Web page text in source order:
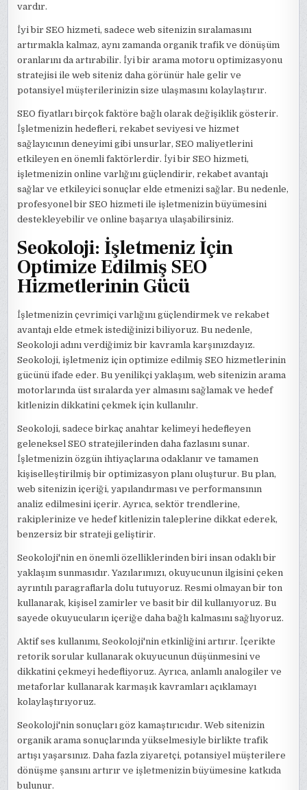
vardır.
İyi bir SEO hizmeti, sadece web sitenizin sıralamasını
artırmakla kalmaz, aynı zamanda organik trafik ve dönüşüm
oranlarını da artırabilir. İyi bir arama motoru optimizasyonu
stratejisi ile web siteniz daha görünür hale gelir ve
potansiyel müşterilerinizin size ulaşmasını kolaylaştırır.
SEO fiyatları birçok faktöre bağlı olarak değişiklik gösterir.
İşletmenizin hedefleri, rekabet seviyesi ve hizmet
sağlayıcının deneyimi gibi unsurlar, SEO maliyetlerini
etkileyen en önemli faktörlerdir. İyi bir SEO hizmeti,
işletmenizin online varlığını güçlendirir, rekabet avantajı
sağlar ve etkileyici sonuçlar elde etmenizi sağlar. Bu nedenle,
profesyonel bir SEO hizmeti ile işletmenizin büyümesini
destekleyebilir ve online başarıya ulaşabilirsiniz.
Seokoloji: İşletmeniz İçin
Optimize Edilmiş SEO
Hizmetlerinin Gücü
İşletmenizin çevrimiçi varlığını güçlendirmek ve rekabet
avantajı elde etmek istediğinizi biliyoruz. Bu nedenle,
Seokoloji adını verdiğimiz bir kavramla karşınızdayız.
Seokoloji, işletmeniz için optimize edilmiş SEO hizmetlerinin
gücünü ifade eder. Bu yenilikçi yaklaşım, web sitenizin arama
motorlarında üst sıralarda yer almasını sağlamak ve hedef
kitlenizin dikkatini çekmek için kullanılır.
Seokoloji, sadece birkaç anahtar kelimeyi hedefleyen
geleneksel SEO stratejilerinden daha fazlasını sunar.
İşletmenizin özgün ihtiyaçlarına odaklanır ve tamamen
kişiselleştirilmiş bir optimizasyon planı oluşturur. Bu plan,
web sitenizin içeriği, yapılandırması ve performansının
analiz edilmesini içerir. Ayrıca, sektör trendlerine,
rakiplerinize ve hedef kitlenizin taleplerine dikkat ederek,
benzersiz bir strateji geliştirir.
Seokoloji'nin en önemli özelliklerinden biri insan odaklı bir
yaklaşım sunmasıdır. Yazılarımızı, okuyucunun ilgisini çeken
ayrıntılı paragraflarla dolu tutuyoruz. Resmi olmayan bir ton
kullanarak, kişisel zamirler ve basit bir dil kullanıyoruz. Bu
sayede okuyucuların içeriğe daha bağlı kalmasını sağlıyoruz.
Aktif ses kullanımı, Seokoloji'nin etkinliğini artırır. İçerikte
retorik sorular kullanarak okuyucunun düşünmesini ve
dikkatini çekmeyi hedefliyoruz. Ayrıca, anlamlı analogiler ve
metaforlar kullanarak karmaşık kavramları açıklamayı
kolaylaştırıyoruz.
Seokoloji'nin sonuçları göz kamaştırıcıdır. Web sitenizin
organik arama sonuçlarında yükselmesiyle birlikte trafik
artışı yaşarsınız. Daha fazla ziyaretçi, potansiyel müşterilere
dönüşme şansını artırır ve işletmenizin büyümesine katkıda
bulunur.